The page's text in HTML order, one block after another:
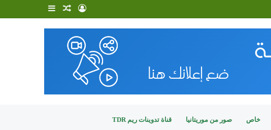
إضافة
عمود
مقال
عشوائي
تسجيل
الدخول
خاص صور من موريتانيا قناة تدوينات ريم TDR